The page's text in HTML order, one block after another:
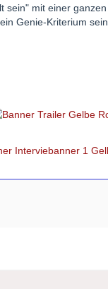
sein" mit einer
Genie-Kriterium sein